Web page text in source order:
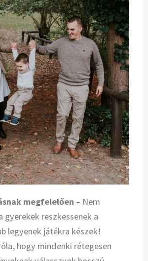
megfelelően – Nem
gyerekek reszkessenek a
legyenek játékra készek!
hogy mindenki rétegesen